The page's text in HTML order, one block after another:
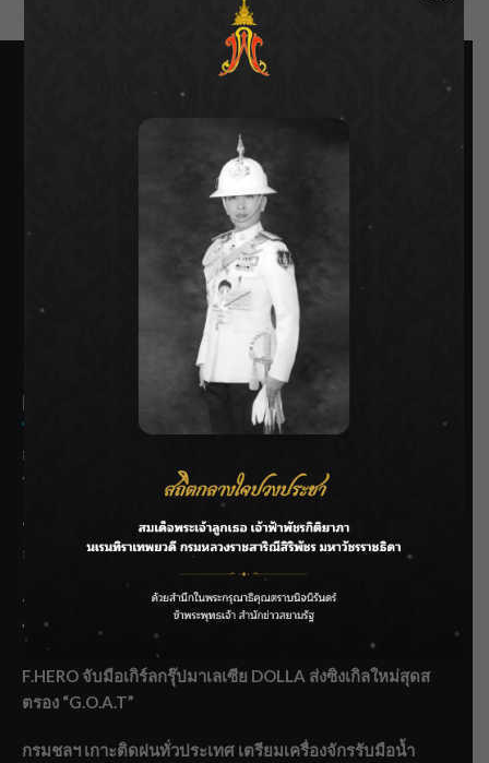
SIAMRATH VARIETY
THE BEST ENTERTAINMENT
Recent Posts
กรมชลฯ รับฟังประชาชน ติดตามแก้ปัญหาโครงการประตู
ระบายน้ำศรีสองรักฯ
‘แมน การิน’ แชร์ความเชื่อชวนคิด! “อยากกินอะไรหลังจาก
ลาโลกนี้ ให้ใส่บาตรสิ่งนั้นไว้ตอนยังมีชีวิต”
ราชเลขานุการในพระองค์ฯ ติดตามโครงการหุบกะพง–ห้วย
ทรายใต้ เสริมความมั่นคงน้ำเพชรบุรี
F.HERO จับมือเกิร์ลกรุ๊ปมาเลเซีย DOLLA ส่งซิงเกิลใหม่สุดส
ตรอง “G.O.A.T”
กรมชลฯ เกาะติดฝนทั่วประเทศ เตรียมเครื่องจักรรับมือน้ำ